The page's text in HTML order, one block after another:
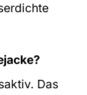
Das